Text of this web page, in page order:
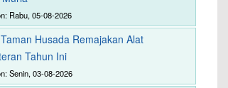
Rabu, 05-08-2026
Husada Remajakan Alat
Tahun Ini
Senin, 03-08-2026